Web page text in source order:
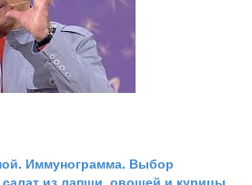
Иммунограмма. Выбор
из лапши, овощей и курицы